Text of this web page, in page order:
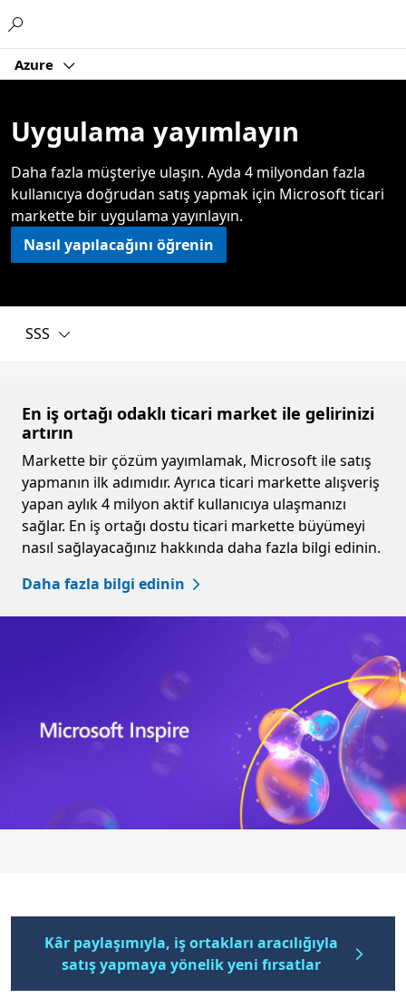
Azure
Uygulama yayımlayın
Daha fazla müşteriye ulaşın. Ayda 4 milyondan fazla
kullanıcıya doğrudan satış yapmak için Microsoft ticari
markette bir uygulama yayınlayın.
Nasıl yapılacağını öğrenin
SSS
En iş ortağı odaklı ticari market ile gelirinizi
artırın
Markette bir çözüm yayımlamak, Microsoft ile satış
yapmanın ilk adımıdır. Ayrıca ticari markette alışveriş
yapan aylık 4 milyon aktif kullanıcıya ulaşmanızı
sağlar. En iş ortağı dostu ticari markette büyümeyi
nasıl sağlayacağınız hakkında daha fazla bilgi edinin.
Daha fazla bilgi edinin
Kâr paylaşımıyla, iş ortakları aracılığıyla
satış yapmaya yönelik yeni fırsatlar